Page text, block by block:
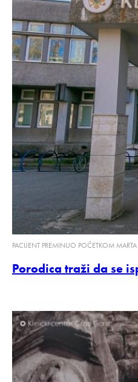
PACIJENT PREMINUO POČETKOM MARTA
Porodica traži da se